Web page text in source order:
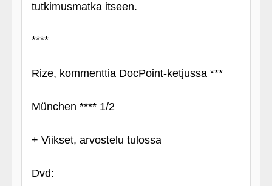
tutkimusmatka itseen.
****
Rize, kommenttia DocPoint-ketjussa ***
München **** 1/2
+ Viikset, arvostelu tulossa
Dvd: